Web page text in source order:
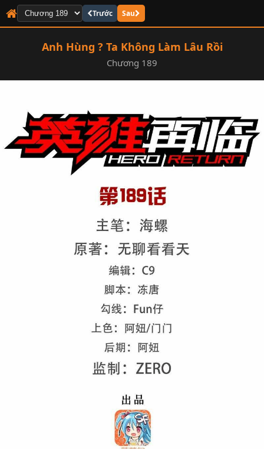
Trước Sau
Anh Hùng ? Ta Không Làm Lâu Rồi
Chương 189